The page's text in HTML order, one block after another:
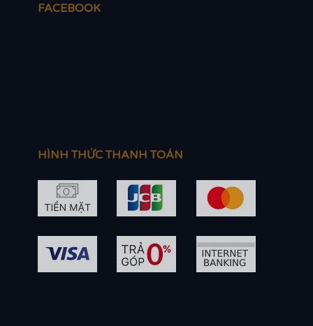
FACEBOOK
HÌNH THỨC THANH TOÁN